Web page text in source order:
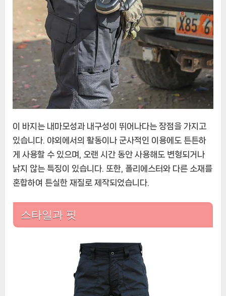
이 바지는 내마모성과 내구성이 뛰어나다는 장점을 가지고
있습니다. 야외에서의 활동이나 군사적인 이용에도 튼튼하
게 사용할 수 있으며, 오랜 시간 동안 사용해도 변형되거나
낡지 않는 특징이 있습니다. 또한, 폴리에스터와 다른 소재를
혼합하여 튼실한 재질로 제작되었습니다.
스타일과 핏